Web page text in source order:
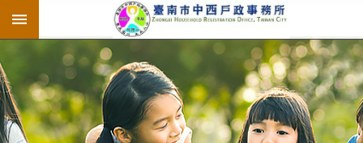
跳到主要內容區塊